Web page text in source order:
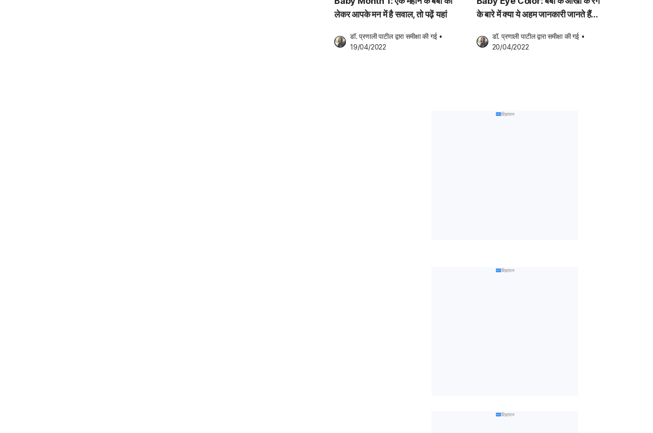
लेकर आपके मन में है सवाल, तो पढ़ें यहां
डॉ. प्रणाली पाटील द्वारा समीक्षा की गई •
19/04/2022
के बारे में क्या ये अहम जानकारी जानते हैं
डॉ. प्रणाली पाटील द्वारा समीक्षा की गई •
20/04/2022
विज्ञापन
विज्ञापन
विज्ञापन